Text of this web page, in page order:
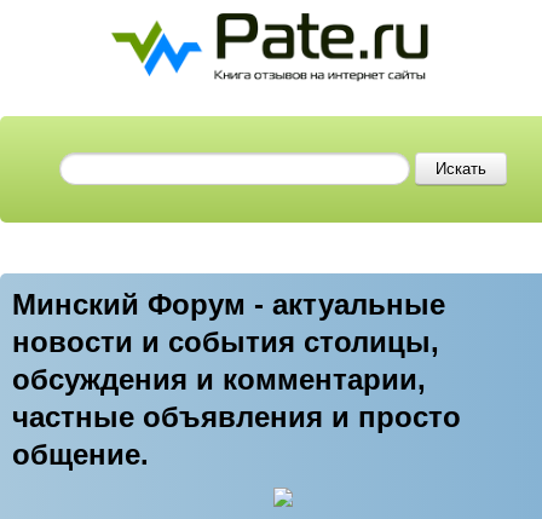
Минский Форум - актуальные
новости и события столицы,
обсуждения и комментарии,
частные объявления и просто
общение.